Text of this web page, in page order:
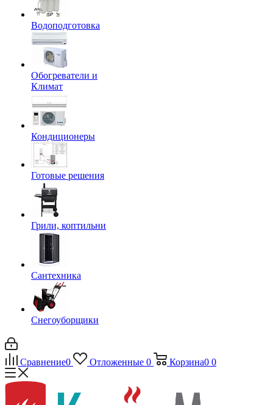
Водоподготовка
Обогреватели и
Климат
Кондиционеры
Готовые решения
Грили, коптильни
Сантехника
Снегоуборщики
Сравнение0 Отложенные 0 Корзина0 0